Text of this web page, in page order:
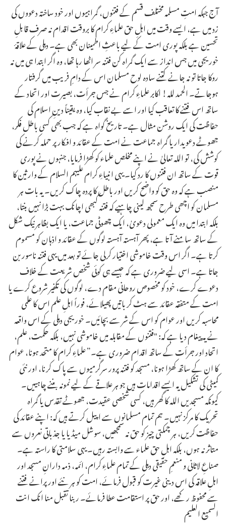
آج جبکہ امتِ مسلمہ مختلف قسم کے فتنوں، گمراہیوں اور خود ساختہ دعووں کی
زد میں ہے، ایسے وقت میں اہلِ حق علماءِ کرام کا بروقت اقدام نہ صرف قابلِ
تحسین ہے بلکہ پوری امت کے لیے باعثِ اطمینان بھی ہے۔ دہلی کے علاقۂ
خوریجی میں جس انداز سے ایک گمراہ کن فتنہ سر اٹھا رہا تھا، وہ اگر ابتدا ہی میں نہ
روکا جاتا تو نہ جانے کتنے سادہ لوح مسلمان اس کے دامِ فریب میں گرفتار
ہوجاتے۔ الحمد للہ! اکابر علماءِ کرام نے جس جرأت، بصیرت اور اتحاد کے
ساتھ اس فتنے کا تعاقب کیا اور اسے بے نقاب کیا، وہ یقیناً دینِ اسلام کی
حفاظت کی ایک روشن مثال ہے۔ تاریخ گواہ ہے کہ جب بھی کسی باطل فکر،
جھوٹے دعویدار یا گمراہ جماعت نے امت کے عقائد و افکار پر حملہ کرنے کی
کوشش کی، تو اللہ تعالیٰ نے اپنے مخلص علماء کو کھڑا فرمایا، جنہوں نے پوری
قوت کے ساتھ ان فتنوں کا رد کیا۔ یہی انبیاءِ کرام علیہم السلام کے وارثین کا
منصب ہے کہ وہ حق کو واضح کریں اور باطل کا پردہ چاک کریں۔ یہ بات ہر
مسلمان کو اچھی طرح سمجھ لینی چاہیے کہ فتنہ کبھی اچانک بہت بڑا نہیں بنتا،
بلکہ ابتدا میں وہ ایک معمولی دعویٰ، ایک چھوٹی جماعت، یا ایک بظاہر نیک شکل
کے ساتھ سامنے آتا ہے، پھر آہستہ آہستہ لوگوں کے عقائد و اذہان کو مسموم
کرتا ہے۔ اگر اس وقت خاموشی اختیار کرلی جائے تو بعد میں یہی فتنہ ناسور بن
جاتا ہے۔ اسی لیے ضروری ہے کہ جیسے ہی کوئی شخص شریعت کے خلاف
دعوے کرے، خود کو مخصوص روحانی مقام دے، لوگوں کی تکفیر شروع کرے یا
امت کے متفقہ عقائد سے ہٹ کر باتیں پھیلائے، فوراً اہلِ علم اس کا علمی
محاسبہ کریں اور عوام کو اس کے شر سے بچائیں۔ خوریجی دہلی کے اس واقعہ
نے یہ پیغام دیا ہے کہ: "فتنوں کے مقابلہ میں خاموشی نہیں، بلکہ حکمت، علم،
اتحاد اور جرأت کے ساتھ اقدام ضروری ہے۔” علماءِ کرام کا متحد ہونا، عوام
کا ان کے ساتھ کھڑا ہونا، مسجد کو فتنہ پرور سرگرمیوں سے پاک کرنا، اور نئی
کمیٹی کی تشکیل یہ ایسے اقدامات ہیں جو ہر علاقے کے لیے نمونہ بننے چاہییں۔
کیونکہ مسجدیں اللہ کا گھر ہیں، کسی شخصی عقیدت، جھوٹے تقدس یا گمراہ
تحریک کا مرکز نہیں۔ ہم تمام مسلمانوں سے اپیل کرتے ہیں کہ: اپنے عقائد کی
حفاظت کریں، ہر چمکتی چیز کو حق نہ سمجھیں، سوشل میڈیا یا جذباتی نعروں سے
متاثر نہ ہوں، بلکہ اہلِ حق علماء سے وابستہ رہیں۔ یہی سلامتی کا راستہ ہے۔
صناعِ لاثانی و منعمِ حقیقی دہلی کے تمام علماءِ کرام، ائمہ، ذمہ دارانِ مسجد اور
اہلِ علاقہ کی اس دینی غیرت کو قبول فرمائے، امت کو ہر نئے اور پرانے فتنے
سے محفوظ رکھے، اور حق پر استقامت عطا فرمائے۔ ربنا تقبل منا انك انت
السميع العليم